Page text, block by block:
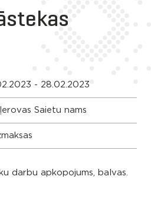
- 28.02.2023
Saietu nams
darbu apkopojums, balvas.